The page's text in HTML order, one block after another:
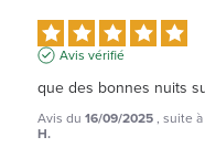
Avis vérifié
que des bonnes nuits
Avis du 16/09/2025, suite
H.